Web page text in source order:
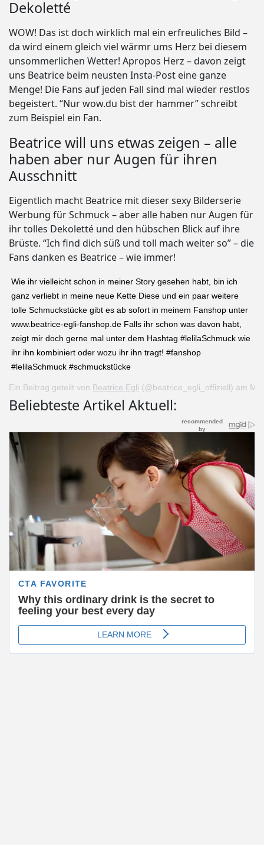
Dekoletté
WOW! Das ist doch wirklich mal ein erfreuliches Bild –
da wird einem gleich viel wärmr ums Herz bei diesem
unsommerlichen Wetter! Apropos Herz – davon zeigt
uns Beatrice beim neusten Insta-Post eine ganze
Menge! Die Fans auf jeden Fall sind mal wieder restlos
begeistert. “Nur wow.du bist der hammer” schreibt
zum Beispiel ein Fan.
Beatrice will uns etwas zeigen – alle
haben aber nur Augen für ihren
Ausschnitt
Eigentlich macht Beatrice mit dieser sexy Bilderserie
Werbung für Schmuck – aber alle haben nur Augen für
ihr tolles Dekoletté und den hübschen Blick auf ihre
Brüste. “Ich find dich süß und toll mach weiter so” – die
Fans danken es Beatrice – wie immer!
Wie ihr vielleicht schon in meiner Story gesehen habt, bin ich
ganz verliebt in meine neue Kette Diese und ein paar weitere
tolle Schmuckstücke gibt es ab sofort in meinem Fanshop unter
www.beatrice-egli-fanshop.de Falls ihr schon was davon habt,
zeigt mir doch gerne mal unter dem Hashtag #lelilaSchmuck wie
ihr ihn kombiniert oder wozu ihr ihn tragt! #fanshop
#lelilaSchmuck #schmuckstücke
Ein Beitrag geteilt von Beatrice Egli (@beatrice_egli_offiziell) am
Beliebteste Artikel Aktuell: